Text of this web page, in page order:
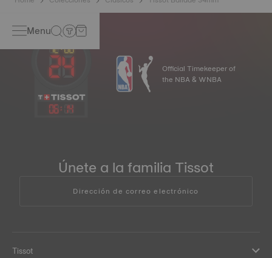
Menu
06: 14
Official Timekeeper of
the NBA & WNBA
Únete a la familia Tissot
Dirección de correo electrónico
Tissot